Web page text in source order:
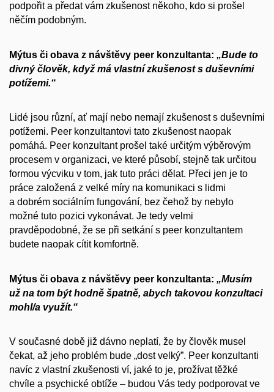
podpořit a předat vám zkušenost někoho, kdo si prošel
něčím podobným.
Mýtus či obava z návštěvy peer konzultanta: „Bude to
divný člověk, když má vlastní zkušenost s duševními
potížemi.“
Lidé jsou různí, ať mají nebo nemají zkušenost s duševními
potížemi. Peer konzultantovi tato zkušenost naopak
pomáhá. Peer konzultant prošel také určitým výběrovým
procesem v organizaci, ve které působí, stejně tak určitou
formou výcviku v tom, jak tuto práci dělat. Přeci jen je to
práce založená z velké míry na komunikaci s lidmi
a dobrém sociálním fungování, bez čehož by nebylo
možné tuto pozici vykonávat. Je tedy velmi
pravděpodobné, že se při setkání s peer konzultantem
budete naopak cítit komfortně.
Mýtus či obava z návštěvy peer konzultanta: „Musím
už na tom být hodně špatně, abych takovou konzultaci
mohl/a využít.“
V současné době již dávno neplatí, že by člověk musel
čekat, až jeho problém bude „dost velký”. Peer konzultanti
navíc z vlastní zkušenosti ví, jaké to je, prožívat těžké
chvíle a psychické obtíže – budou Vás tedy podporovat ve